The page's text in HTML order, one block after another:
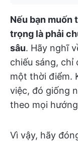
Nếu bạn muốn
trọng là phải
sâu. Hãy nghĩ
chiếu sáng,
một thời điểm.
việc, đó giống
theo mọi
Vì vậy, hãy